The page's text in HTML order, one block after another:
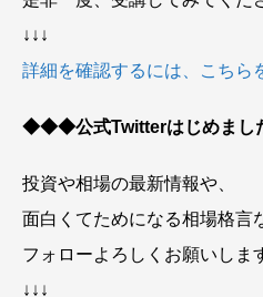
↓↓↓
詳細を確認するには、こちら
◆◆◆公式Twitterはじめま
投資や相場の最新情報や、
面白くてためになる相場格言
フォローよろしくお願いしま
↓↓↓